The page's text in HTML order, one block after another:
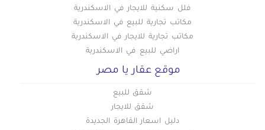
فلل سكنية للايجار في الاسكندرية
مكاتب تجارية للبيع في الاسكندرية
مكاتب تجارية للايجار في الاسكندرية
اراضي للبيع في الاسكندرية
موقع عقار يا مصر
شقق للبيع
شقق للايجار
دليل اسعار القاهرة الجديدة